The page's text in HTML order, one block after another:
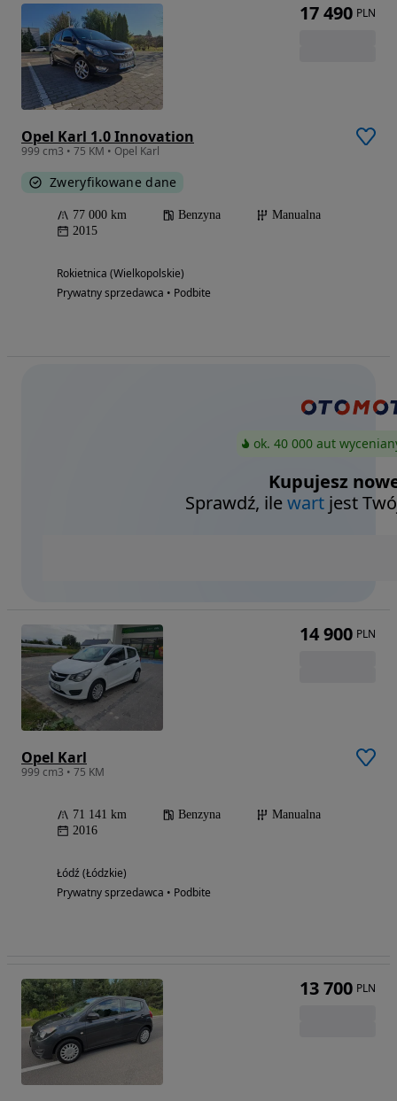
Opel Karl 1.0 Innovation
999 cm3 • 75 KM • Opel Karl
Zweryfikowane dane
77 000 km Benzyna
Manualna
2015
Rokietnica (Wielkopolskie)
Prywatny sprzedawca • Podbite
17 490 PLN
ok. 40 000 aut
Kupujesz
Sprawdź, ilewart jest
Opel Karl
999 cm3 • 75 KM
71 141 km Benzyna
Manualna
2016
Łódź (Łódzkie)
Prywatny sprzedawca • Podbite
14 900 PLN
13 700 PLN